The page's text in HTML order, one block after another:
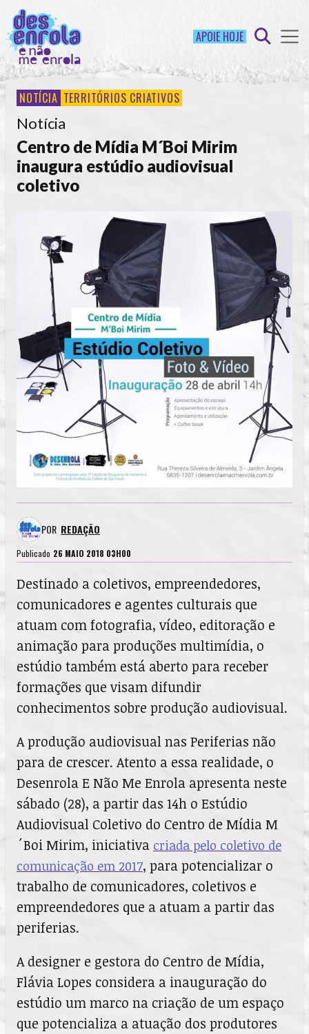
APOIE HOJE
NOTÍCIA TERRITÓRIOS CRIATIVOS
Notícia
Centro de Mídia M´Boi Mirim
inaugura estúdio audiovisual
coletivo
POR REDAÇÃO
Publicado 26 MAIO 2018 03H00
Destinado a coletivos, empreendedores,
comunicadores e agentes culturais que
atuam com fotografia, vídeo, editoração e
animação para produções multimídia, o
estúdio também está aberto para receber
formações que visam difundir
conhecimentos sobre produção audiovisual.
A produção audiovisual nas Periferias não
para de crescer. Atento a essa realidade, o
Desenrola E Não Me Enrola apresenta neste
sábado (28), a partir das 14h o Estúdio
Audiovisual Coletivo do Centro de Mídia M
´Boi Mirim, iniciativa criada pelo coletivo de
comunicação em 2017, para potencializar o
trabalho de comunicadores, coletivos e
empreendedores que a atuam a partir das
periferias.
A designer e gestora do Centro de Mídia,
Flávia Lopes considera a inauguração do
estúdio um marco na criação de um espaço
que potencializa a atuação dos produtores